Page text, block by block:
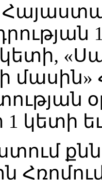
կետի,
մասին»
1 կետի